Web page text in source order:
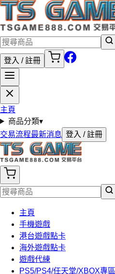
登入 / 註冊
主頁
商品分類▾
交易流程最新消息 登入 / 註冊
主頁
手機遊戲
港台遊戲點卡
海外遊戲點卡
遊戲代練
PS5/PS4/任天堂/XBOX專區